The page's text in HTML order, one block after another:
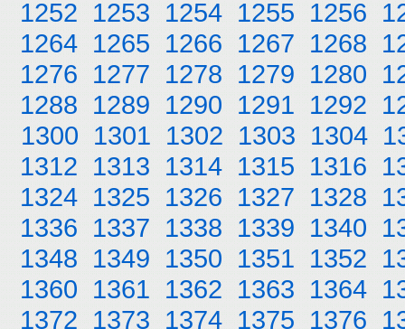
1252 1253 1254 1255 1256
1264 1265 1266 1267 1268
1276 1277 1278 1279 1280
1288 1289 1290 1291 1292
1300 1301 1302 1303 1304
1312 1313 1314 1315 1316
1324 1325 1326 1327 1328
1336 1337 1338 1339 1340
1348 1349 1350 1351 1352
1360 1361 1362 1363 1364
1372 1373 1374 1375 1376